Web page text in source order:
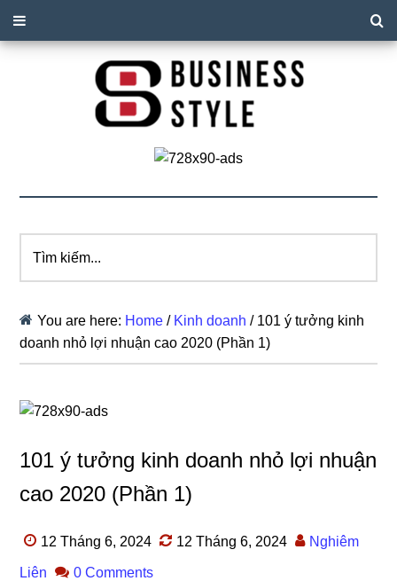
kiếm...
You are here: Home / Kinh doanh /101 ý tưởng kinh
doanh nhỏ lợi nhuận cao 2020 (Phần 1)
101 ý tưởng kinh doanh nhỏ lợi nhuận
cao 2020 (Phần 1)
12 Tháng 6, 2024 12 Tháng 6, 2024 Nghiêm
Liên 0 Comments